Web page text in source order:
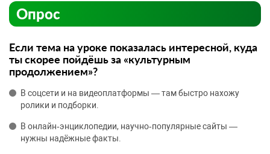
Опрос
Если тема на уроке показалась интересной, куда
ты скорее пойдёшь за «культурным
продолжением»?
В соцсети и на видеоплатформы — там быстро нахожу
ролики и подборки.
В онлайн‑энциклопедии, научно‑популярные сайты —
нужны надёжные факты.